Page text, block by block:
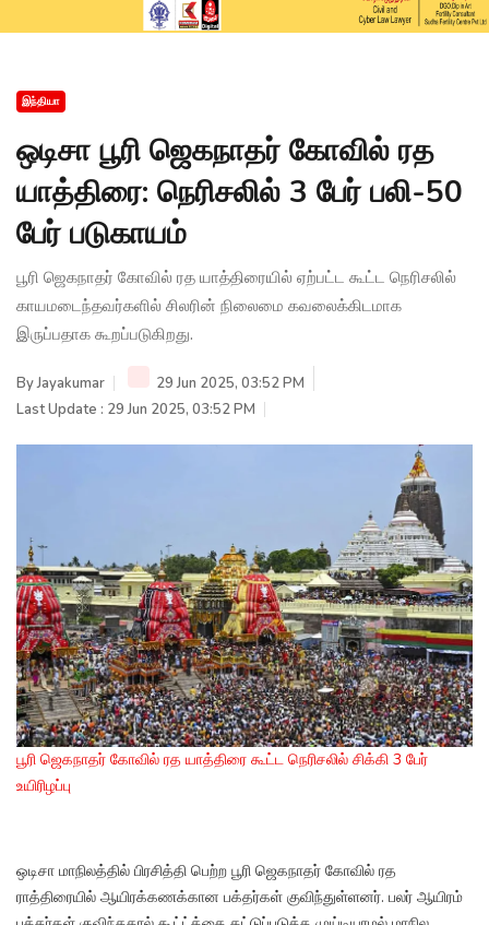
இந்தியா
ஒடிசா பூரி ஜெகநாதர் கோவில் ரத
யாத்திரை: நெரிசலில் 3 பேர் பலி-50
பேர் படுகாயம்
பூரி ஜெகநாதர் கோவில் ரத யாத்திரையில் ஏற்பட்ட கூட்ட நெரிசலில்
காயமடைந்தவர்களில் சிலரின் நிலைமை கவலைக்கிடமாக
இருப்பதாக கூறப்படுகிறது.
ByJayakumar
29 Jun 2025, 03:52 PM
Last Update : 29 Jun 2025, 03:52 PM
பூரி ஜெகநாதர் கோவில் ரத யாத்திரை கூட்ட நெரிசலில் சிக்கி 3 பேர்
உயிரிழப்பு
ஒடிசா மாநிலத்தில் பிரசித்தி பெற்ற பூரி ஜெகநாதர் கோவில் ரத
ராத்திரையில் ஆயிரக்கணக்கான பக்தர்கள் குவிந்துள்ளனர். பலர் ஆயிரம்